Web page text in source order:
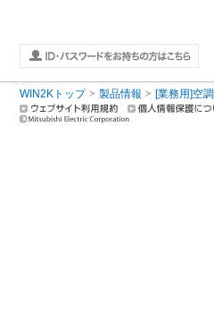
WIN2Kトップ 製品情報 [業務用]空